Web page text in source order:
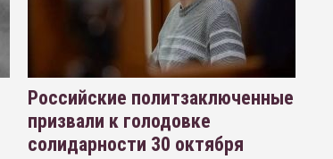
Российские политзаключенные
призвали к голодовке
солидарности 30 октября